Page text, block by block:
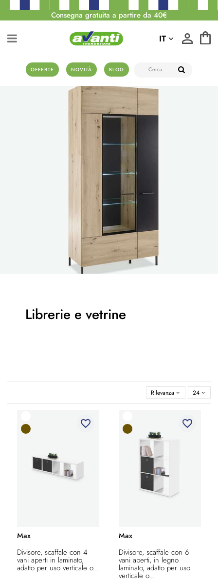
Consegna gratuita a partire da 40€
OFFERTE NOVITÀ BLOG
IT
Librerie e vetrine
Rilevanza 24
favorite_border
Max
Divisore, scaffale con 4
vani aperti in laminato,
adatto per uso verticale o...
favorite_border
Max
Divisore, scaffale con 6
vani aperti, in legno
laminato, adatto per uso
verticale o...